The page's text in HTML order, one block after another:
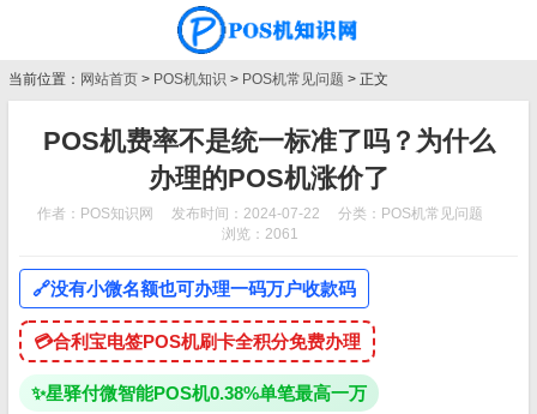
当前位置： 网站首页 > POS机知识 > POS机常见问题 > 正文
POS机费率不是统一标准了吗？为什么
办理的POS机涨价了
作者：POS知识网 发布时间：2024-07-22 分类： POS机常见问题
浏览：2061
🔗没有小微名额也可办理一码万户收款码
💳合利宝电签POS机刷卡全积分免费办理
✨星驿付微智能POS机0.38%单笔最高一万